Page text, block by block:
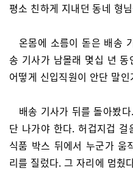
평소 친하게 지내던 동네 형
온몸에 소름이 돋은 배송
송 기사가 남몰래 몇십 년
어떻게 신입직원이 안단 말인
배송 기사가 뒤를 돌아봤
단 나가야 한다. 허겁지겁
식품 박스 뒤에서 누군가 움
리를 질렀다. 그 자리에 멈췄